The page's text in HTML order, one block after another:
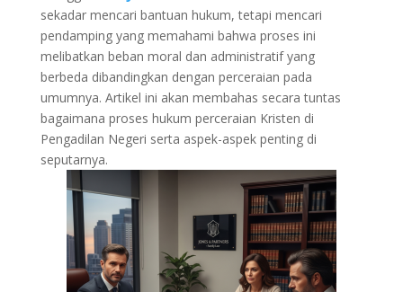
sekadar mencari bantuan hukum, tetapi mencari
pendamping yang memahami bahwa proses ini
melibatkan beban moral dan administratif yang
berbeda dibandingkan dengan perceraian pada
umumnya. Artikel ini akan membahas secara tuntas
bagaimana proses hukum perceraian Kristen di
Pengadilan Negeri serta aspek-aspek penting di
seputarnya.